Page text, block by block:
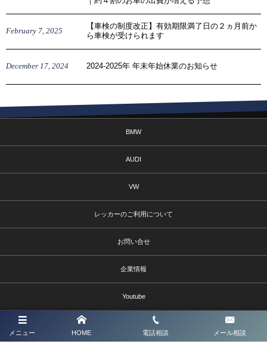
February 7 2025
【車検の制度改正】有効期限満了日の２ヵ月前か
ら車検が受けられます
December 17 2024 2024-2025年 年末年始休業のお知らせ
メニュー HOME 電話相談 メール相談
BMW
AUDI
VW
レッカーのご利用について
お問い合せ
企業情報
Youtube
輸入車整備・Jスクエア